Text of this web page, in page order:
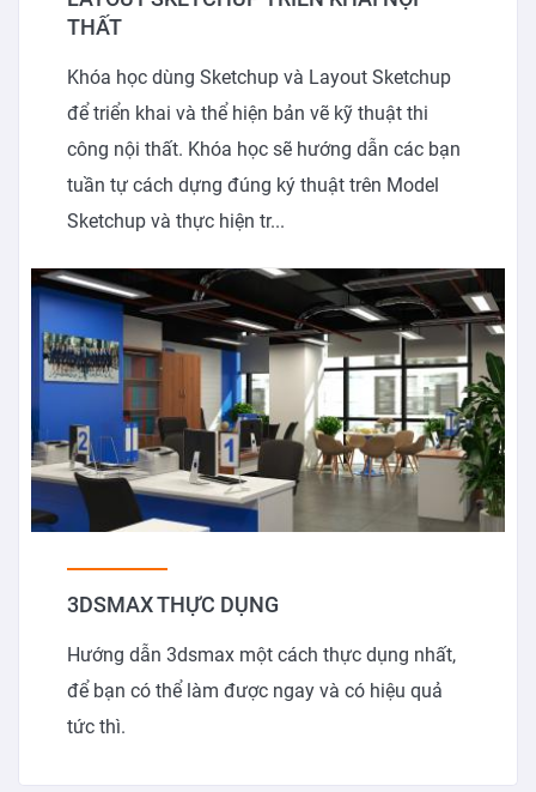
THẤT
Khóa học dùng Sketchup và Layout Sketchup
để triển khai và thể hiện bản vẽ kỹ thuật thi
công nội thất. Khóa học sẽ hướng dẫn các bạn
tuần tự cách dựng đúng ký thuật trên Model
Sketchup và thực hiện tr...
3DSMAX THỰC DỤNG
Hướng dẫn 3dsmax một cách thực dụng nhất,
để bạn có thể làm được ngay và có hiệu quả
tức thì.